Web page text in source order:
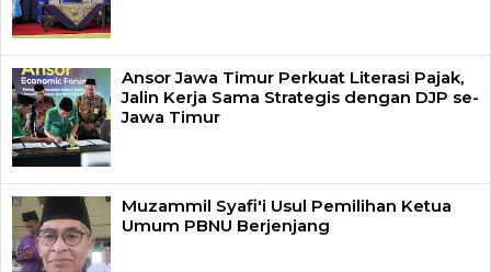
Ansor Jawa Timur Perkuat Literasi Pajak,
Jalin Kerja Sama Strategis dengan DJP se-
Jawa Timur
Muzammil Syafi'i Usul Pemilihan Ketua
Umum PBNU Berjenjang